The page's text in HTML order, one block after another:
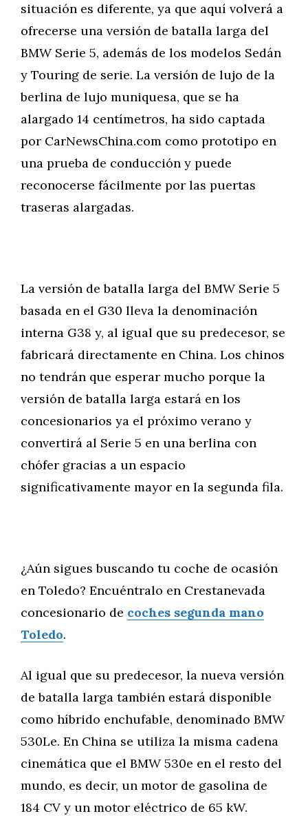
situación es diferente, ya que aquí volverá a
ofrecerse una versión de batalla larga del
BMW Serie 5, además de los modelos Sedán
y Touring de serie. La versión de lujo de la
berlina de lujo muniquesa, que se ha
alargado 14 centímetros, ha sido captada
por CarNewsChina.com como prototipo en
una prueba de conducción y puede
reconocerse fácilmente por las puertas
traseras alargadas.
La versión de batalla larga del BMW Serie 5
basada en el G30 lleva la denominación
interna G38 y, al igual que su predecesor, se
fabricará directamente en China. Los chinos
no tendrán que esperar mucho porque la
versión de batalla larga estará en los
concesionarios ya el próximo verano y
convertirá al Serie 5 en una berlina con
chófer gracias a un espacio
significativamente mayor en la segunda fila.
¿Aún sigues buscando tu coche de ocasión
en Toledo? Encuéntralo en Crestanevada
concesionario de coches segunda mano
Toledo.
Al igual que su predecesor, la nueva versión
de batalla larga también estará disponible
como híbrido enchufable, denominado BMW
530Le. En China se utiliza la misma cadena
cinemática que el BMW 530e en el resto del
mundo, es decir, un motor de gasolina de
184 CV y un motor eléctrico de 65 kW.